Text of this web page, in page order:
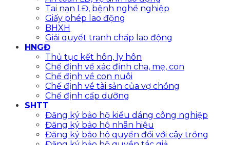
Tai nạn LĐ, bệnh nghề nghiệp
Giấy phép lao động
BHXH
Giải quyết tranh chấp lao động
HNGĐ
Thủ tục kết hôn, ly hôn
Chế định về xác định cha, mẹ, con
Chế định về con nuôi
Chế định về tài sản của vợ chồng
Chế định cấp dưỡng
SHTT
Đăng ký bảo hộ kiểu dáng công nghiệp
Đăng ký bảo hộ nhãn hiệu
Đăng ký bảo hộ quyền đối với cây trồng